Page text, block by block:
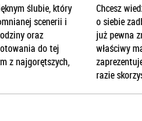
ślubie, który
scenerii i
oraz
do tej
z najgorętszych,
Chcesz
o siebie
już pewna
właściwy
razie